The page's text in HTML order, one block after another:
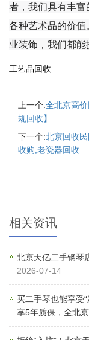
者，我们具有丰
各种艺术品的价
业装饰，我们都能
工艺品回收
上一个:全北京高
规回收】
下一个:北京回收
收购,老瓷器回收
相关资讯
北京天亿二手钢琴
2026-07-14
买二手琴也能享受
享5年质保，全北